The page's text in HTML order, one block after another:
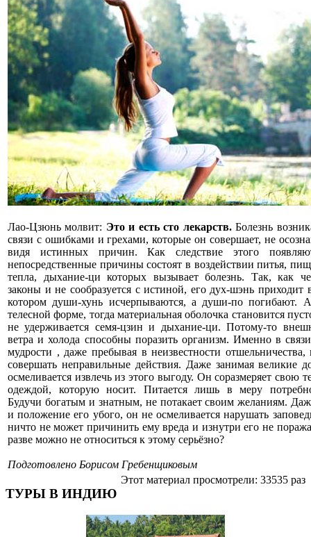
Лао-Цзюнь молвит: Это и есть сто лекарств.Болезнь
связи с ошибками и грехами, которые он совершает, не
видя истинных причин. Как следствие этого
непосредственные причины состоят в воздействии питья,
тепла, дыхание-ци которых вызывает болезнь. Так, как
законы и не сообразуется с истиной, его дух-шэнь приходит
котором души-хунь исчерпываются, а души-по погибают.
телесной форме, тогда материальная оболочка становится
не удерживается семя-цзин и дыхание-ци. Потому-то
ветра и холода способны поразить организм. Именно в
мудрости , даже пребывая в неизвестности отшельничества,
совершать неправильные действия. Даже занимая великие
осмеливается извлечь из этого выгоду. Он соразмеряет свою
одеждой, которую носит. Питается лишь в меру
Будучи богатым и знатным, не потакает своим желаниям.
и положение его убого, он не осмеливается нарушать
ничто не может причинить ему вреда и изнутри его не
разве можно не относиться к этому серьёзно?
Подготовлено Борисом Гребенщиковым
Этот материал просмотрели: 33535 раз
ТУРЫ В ИНДИЮ